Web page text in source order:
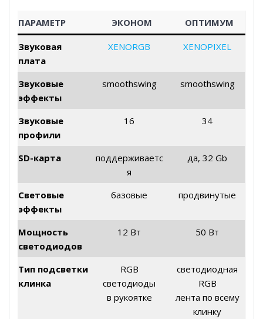
ПАРАМЕТР ЭКОНОМ ОПТИМУМ
Звуковая
плата
XENORGB XENOPIXEL
Звуковые
эффекты
smoothswing smoothswing
Звуковые
профили
16 34
SD-карта
поддерживаетс
я
да, 32 Gb
Световые
эффекты
базовые продвинутые
Мощность
светодиодов
12 Вт 50 Вт
Тип подсветки
клинка
RGB
светодиоды
в рукоятке
светодиодная
RGB
лента по всему
клинку